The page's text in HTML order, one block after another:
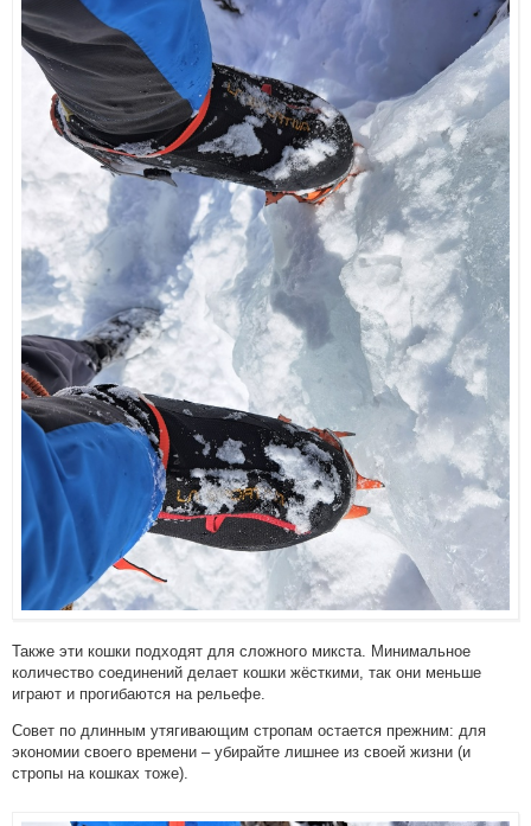
Также эти кошки подходят для сложного микста. Минимальное
количество соединений делает кошки жёсткими, так они меньше
играют и прогибаются на рельефе.
Совет по длинным утягивающим стропам остается прежним: для
экономии своего времени – убирайте лишнее из своей жизни (и
стропы на кошках тоже).